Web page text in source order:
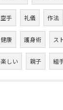
空手 礼儀 作法
健康 護身術 ス
楽しい 親子 組